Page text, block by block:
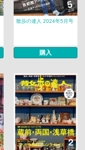
散歩の達人 2024年5月号
購入